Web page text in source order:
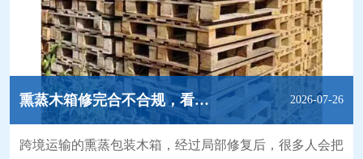
熏蒸木箱修完合不合规，看结构细节就清楚 2026-07-26
跨境运输的熏蒸包装木箱，经过局部修复后，很多人会把